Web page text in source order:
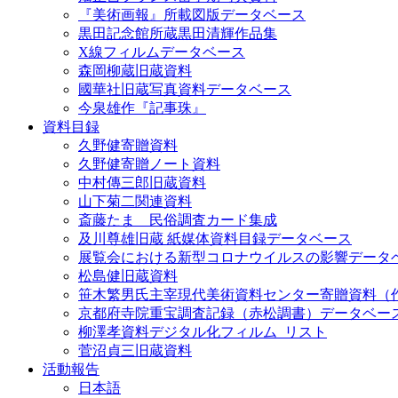
『美術画報』所載図版データベース
黒田記念館所蔵黒田清輝作品集
X線フィルムデータベース
森岡柳蔵旧蔵資料
國華社旧蔵写真資料データベース
今泉雄作『記事珠』
資料目録
久野健寄贈資料
久野健寄贈ノート資料
中村傳三郎旧蔵資料
山下菊二関連資料
斎藤たま 民俗調査カード集成
及川尊雄旧蔵 紙媒体資料目録データベース
展覧会における新型コロナウイルスの影響データ
松島健旧蔵資料
笹木繁男氏主宰現代美術資料センター寄贈資料（
京都府寺院重宝調査記録（赤松調書）データベー
柳澤孝資料デジタル化フィルム_リスト
菅沼貞三旧蔵資料
活動報告
日本語